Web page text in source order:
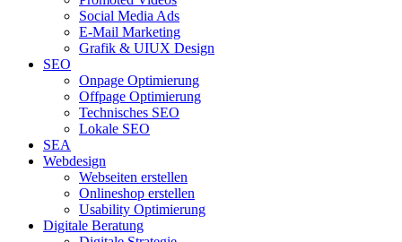
Social Media Ads
E-Mail Marketing
Grafik & UIUX Design
SEO
Onpage Optimierung
Offpage Optimierung
Technisches SEO
Lokale SEO
SEA
Webdesign
Webseiten erstellen
Onlineshop erstellen
Usability Optimierung
Digitale Beratung